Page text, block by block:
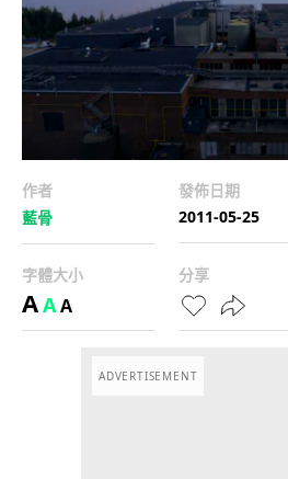
作者
藍骨
發佈日期
2011-05-25
字體大小
AAA
分享
ADVERTISEMENT